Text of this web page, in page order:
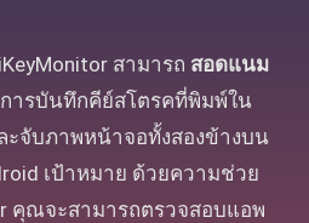
สามารถ สอดแนม
ารบันทึกคีย์สโตรคที่พิมพ์ใน
จับภาพหน้าจอทั้งสองข้างบน
เป้าหมาย ด้วยความช่วย
คุณจะสามารถตรวจสอบแอพ